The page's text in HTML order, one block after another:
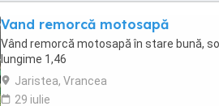
Vand remorcă motosapă
Vând remorcă motosapă în stare bună,
lungime 1,46
Jaristea, Vrancea
29 iulie